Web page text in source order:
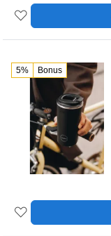
5% Bonus